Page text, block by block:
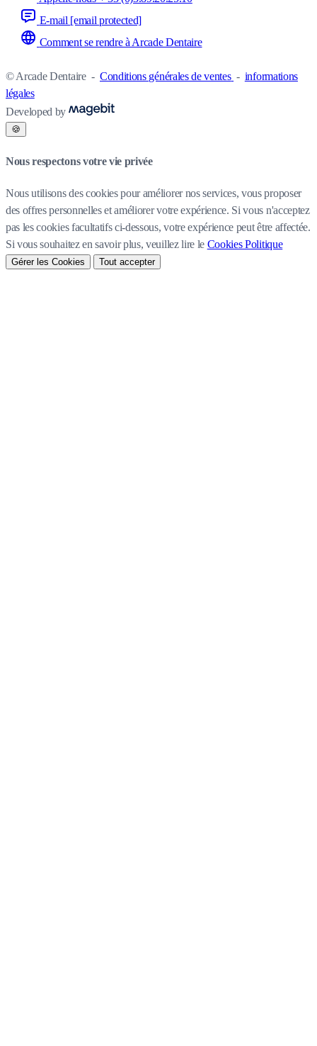
E-mail [email protected]
Comment se rendre à Arcade Dentaire
© Arcade Dentaire - Conditions générales de ventes - informations
légales
Developed by
🍪
Nous respectons votre vie privée
Nous utilisons des cookies pour améliorer nos services, vous proposer
des offres personnelles et améliorer votre expérience. Si vous n'acceptez
pas les cookies facultatifs ci-dessous, votre expérience peut être affectée.
Si vous souhaitez en savoir plus, veuillez lire le Cookies Politique
Gérer les Cookies Tout accepter